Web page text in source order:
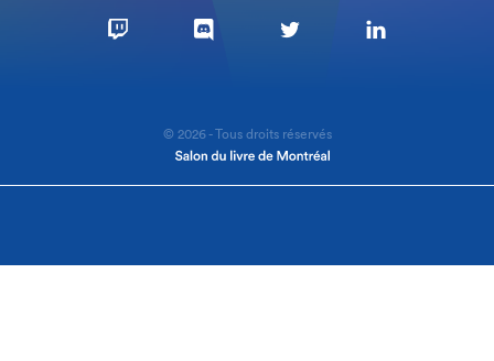
© 2026 - Tous droits réservés